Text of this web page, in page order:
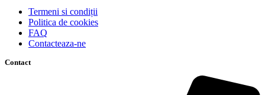
Termeni si condiții
Politica de cookies
FAQ
Contacteaza-ne
Contact